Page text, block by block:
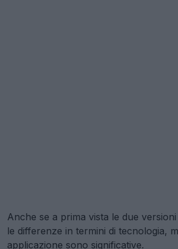
Anche se a prima vista le due
le differenze in termini di tecnologia,
applicazione sono significative.